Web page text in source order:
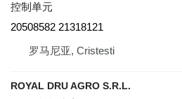
控制单元
20508582 21318121
罗马尼亚, Cristesti
ROYAL DRU AGRO S.R.L.